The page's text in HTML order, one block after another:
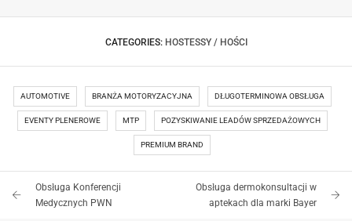
HOSTESSA PROMOCJA WROCŁAW
CATEGORIES: HOSTESSY / HOŚCI
AUTOMOTIVE BRANŻA MOTORYZACYJNA DŁUGOTERMINOWA OBSŁUGA
EVENTY PLENEROWE MTP POZYSKIWANIE LEADÓW SPRZEDAŻOWYCH
PREMIUM BRAND
Obsługa Konferencji
Medycznych PWN
Obsługa dermokonsultacji w
aptekach dla marki Bayer